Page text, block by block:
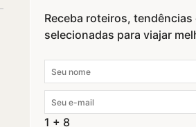
Receba roteiros, tendências
selecionadas para viajar
1 + 8